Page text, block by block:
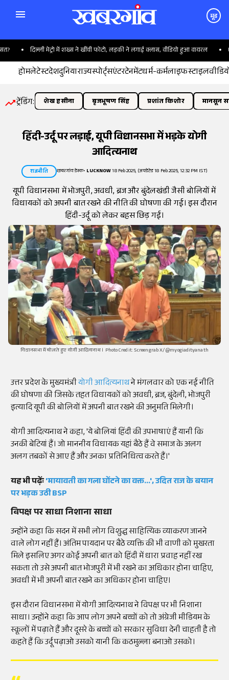
मूड
दिल्ली मेट्रो में शख्स ने खींची फोटो, लड़की ने लगाई क्लास, वीडियो हुआ वायरल
होमलेटेस्टदेशदुनियाराज्यस्पोर्ट्सएंटरटेनमेंटधर्म-कर्मलाइफस्टाइल
ट्रेंडिंग: शेख हसीना बृजभूषण सिंह प्रशांत किशोर मानसून
हिंदी-उर्दू पर लड़ाई, यूपी विधानसभा में भड़के योगी
आदित्यनाथ
राजनीति खबरगांव डेस्क• LUCKNOW18 Feb 2025, (अपडेटेड 18 Feb 2025, 12:32 PM IST)
यूपी विधानसभा में भोजपुरी, अवधी, ब्रज और बुंदेलखंडी जैसी बोलियों में
विधायकों को अपनी बात रखने की नीति की घोषणा की गई। इस दौरान
हिंदी-उर्दू को लेकर बहस छिड़ गई।
विधानसभा में बोलते हुए योगी आदित्यनाथ । Photo Credit: Screengrab X/ @myogiadityanath
उत्तर प्रदेश के मुख्यमंत्रीयोगी आदित्यनाथने मंगलवार को एक नई नीति
की घोषणा की जिसके तहत विधायकों को अवधी, ब्रज, बुंदेली, भोजपुरी
इत्यादि यूपी की बोलियों में अपनी बात रखने की अनुमति मिलेगी।
योगी आदित्यनाथ ने कहा, 'ये बोलियां हिंदी की उपभाषाएं हैं यानी कि
उनकी बेटियां हैं। जो माननीय विधायक यहां बैठे हैं वे समाज के अलग
अलग तबकों से आए हैं और उनका प्रतिनिधित्व करते हैं।'
यह भी पढ़ेंः'मायावती का गला घोंटने का वक्त...', उदित राज के बयान
पर भड़क उठी BSP
विपक्ष पर साधा निशाना साधा
उन्होंने कहा कि सदन में सभी लोग विशुद्ध साहित्यिक व्याकरण जानने
वाले लोग नहीं हैं। अंतिम पायदान पर बैठे व्यक्ति की भी वाणी को मुखरता
मिले इसलिए अगर कोई अपनी बात को हिंदी में धारा प्रवाह नहीं रख
सकता तो उसे अपनी बात भोजपुरी में भी रखने का अधिकार होना चाहिए,
अवधी में भी अपनी बात रखने का अधिकार होना चाहिए।
इस दौरान विधानसभा में योगी आदित्यनाथ ने विपक्ष पर भी निशाना
साधा। उन्होंने कहा कि आप लोग अपने बच्चों को तो अंग्रेजी मीडियम के
स्कूलों में पढ़ाते हैं और दूसरे के बच्चों को सरकार सुविधा देनी चाहती है तो
कहते हैं कि उर्दू पढ़ाओ उसको यानी कि कठमुल्ला बनाओ उसको।